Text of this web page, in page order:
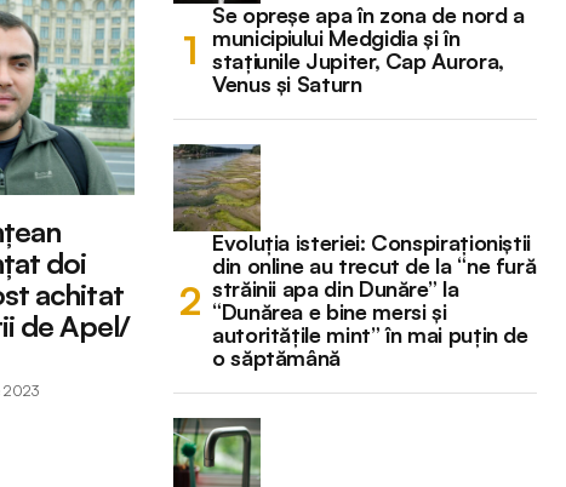
doi
achitat
de Apel/
2023
Se opreșe apa în zona de nord a
municipiului Medgidia și în
stațiunile Jupiter, Cap Aurora,
Venus și Saturn
Evoluția isteriei: Conspiraționiștii
din online au trecut de la “ne fură
străinii apa din Dunăre” la
“Dunărea e bine mersi și
autoritățile mint” în mai puțin de
o săptămână